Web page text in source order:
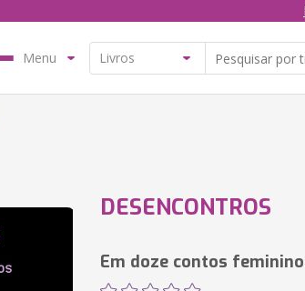
Menu
DESENCONTROS
Em doze contos